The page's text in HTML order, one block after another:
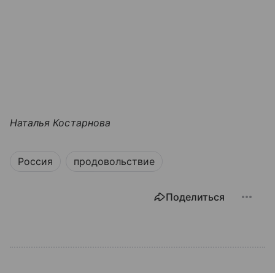
Наталья Костарнова
Россия продовольствие
Поделиться